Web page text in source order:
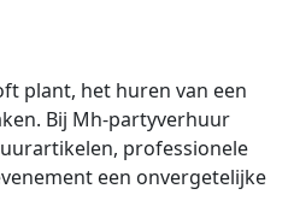
plant, het huren van een
Bij Mh-partyverhuur
professionele
een onvergetelijke